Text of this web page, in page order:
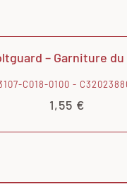
– Garniture
C018-0100 -
1,55 €